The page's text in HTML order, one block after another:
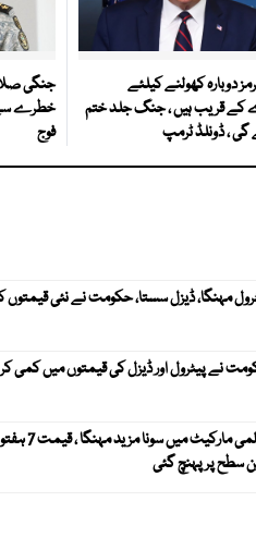
دوبارہ کھولنے کیلئے
کے قریب ہیں ، جنگ جلد ختم
گی ، ڈونلڈ ٹرمپ
جنگی
خطرے سے
فوج
مہنگا، ڈیزل سستا، حکومت نے نئی قیمتوں
نے پیٹرول اور ڈیزل کی قیمتوں میں کمی
عالمی مارکیٹ
سطح پر پہنچ گئی